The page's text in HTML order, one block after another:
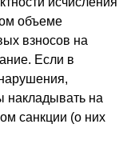
объеме
взносов на
Если в
накладывать на
санкции (о них